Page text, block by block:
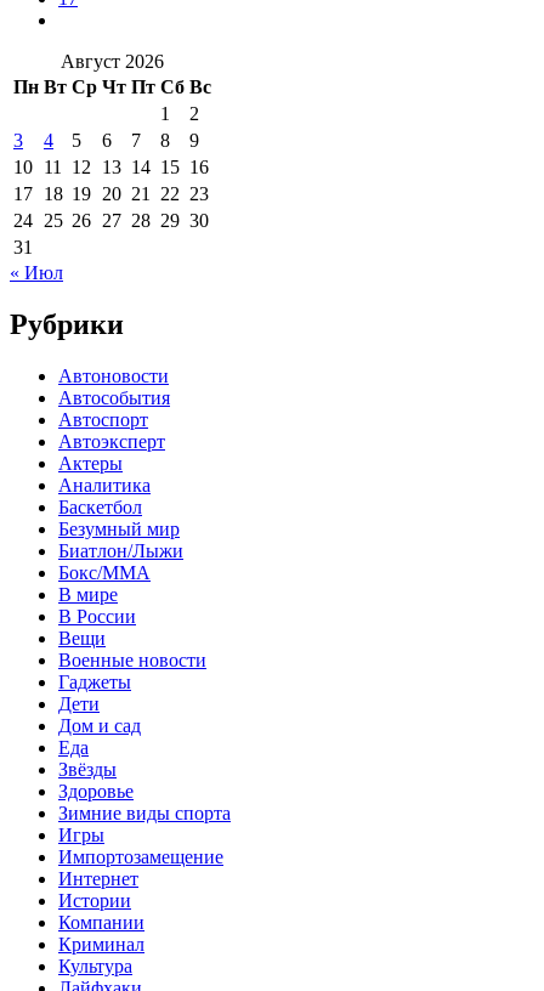
Август 2026
Пн Вт Ср Чт Пт Сб Вс
1
2
3
4 5 6 7 8
9
10 11 12 13 14 15 16
17 18 19 20 21 22 23
24 25 26 27 28 29 30
31
« Июл
Рубрики
Автоновости
Автособытия
Автоспорт
Автоэксперт
Актеры
Аналитика
Баскетбол
Безумный мир
Биатлон/Лыжи
Бокс/MMA
В мире
В России
Вещи
Военные новости
Гаджеты
Дети
Дом и сад
Еда
Звёзды
Здоровье
Зимние виды спорта
Игры
Импортозамещение
Интернет
Истории
Компании
Криминал
Культура